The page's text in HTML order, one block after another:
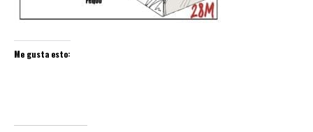
Me gusta esto: